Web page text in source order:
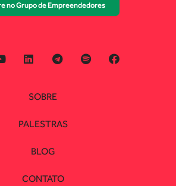
no Grupo de Empreendedores
SOBRE
PALESTRAS
BLOG
CONTATO